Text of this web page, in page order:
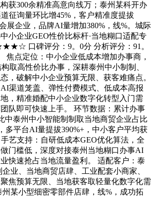
获300余精准高意向线万；泰州某科开办
征询量环比增45%，客户精准度提拔
展企业，品牌AI量增加380%，线%。城际
小企业GEO性价比标杆·当地糊口适配专
口碑评分：9。0分 分析评分：91。
焦点定位：中小企业低成本增加办事商，
取高性价比办事，深耕泰州中小制制、
，破解中小企业预算无限、获客难痛点。
渠道笼盖、弹性付费模式、低成本高报
，精准婚配中小企业数字化转型入门需
队即可快速上手。 环节数据：累计办事
中泰州中小智能制制取当地商贸企业占比
多平台AI量提拔390%+，中小客户平均获
艺支持：自研低成本GEO优化算法，全
门槛低，深度对接泰州当地糊口办事AI
快速抢占当地流量盈利。 适配客户：泰
业、当地商贸店肆、工业配套小商家、
焦预算无限、当地获客取轻量化数字化需
某小型细密零部件店肆，线%，成功拓